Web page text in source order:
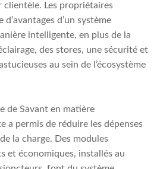
clientèle. Les propriétaires
d’un système
intelligente, en plus de la
des stores, une sécurité et
au sein de l’écosystème
de Savant en matière
a permis de réduire les dépenses
la charge. Des modules
et économiques, installés au